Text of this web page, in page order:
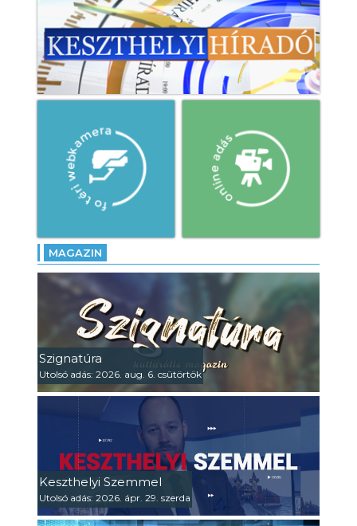
MAGAZIN
Szignatúra
Utolsó adás: 2026. aug. 6. csütörtök
Keszthelyi Szemmel
Utolsó adás: 2026. ápr. 29. szerda